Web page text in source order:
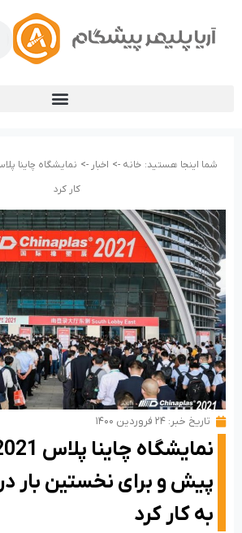
شما اینجا هستید: خانه -> اخبار ->
کار کرد
تاریخ خبر: ۲۴ فروردین ۱۴۰۰
پیش و برای نخستین بار
به کار کرد